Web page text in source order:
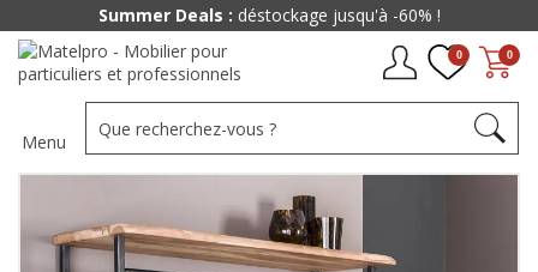
0
0
Menu
Summer Deals : déstockage jusqu'à -60% !